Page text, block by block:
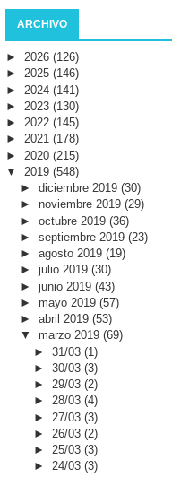
ARCHIVO
► 2026 (126)
► 2025 (146)
► 2024 (141)
► 2023 (130)
► 2022 (145)
► 2021 (178)
► 2020 (215)
▼ 2019 (548)
► diciembre 2019 (30)
► noviembre 2019 (29)
► octubre 2019 (36)
► septiembre 2019 (23)
► agosto 2019 (19)
► julio 2019 (30)
► junio 2019 (43)
► mayo 2019 (57)
► abril 2019 (53)
▼ marzo 2019 (69)
►31/03(1)
►30/03(3)
►29/03(2)
►28/03(4)
► 27/03(3)
► 26/03(2)
►25/03(3)
►24/03(3)